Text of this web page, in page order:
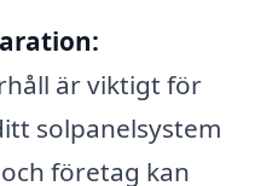
är viktigt för
solpanelsystem
företag kan